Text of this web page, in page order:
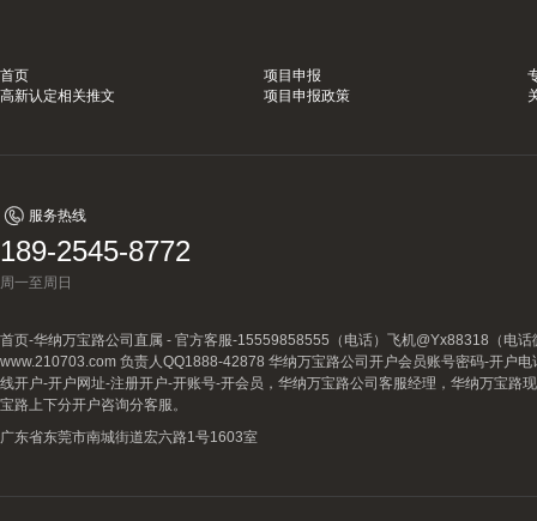
首页 项目申报
高新认定相关推文
项目申报政策
服务热线
189-2545-8772
周一至周日
首页-华纳万宝路公司直属 - 官方客服-15559858555（电话）飞机@Yx88318（电
www.210703.com 负责人QQ1888-42878 华纳万宝路公司开户会员账号密码-开户
线开户-开户网址-注册开户-开账号-开会员，华纳万宝路公司客服经理，华纳万宝路
宝路上下分开户咨询分客服。
广东省东莞市南城街道宏六路1号1603室